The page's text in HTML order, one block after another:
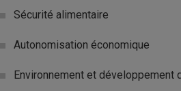
Sécurité alimentaire
Autonomisation économique
Environnement et développement